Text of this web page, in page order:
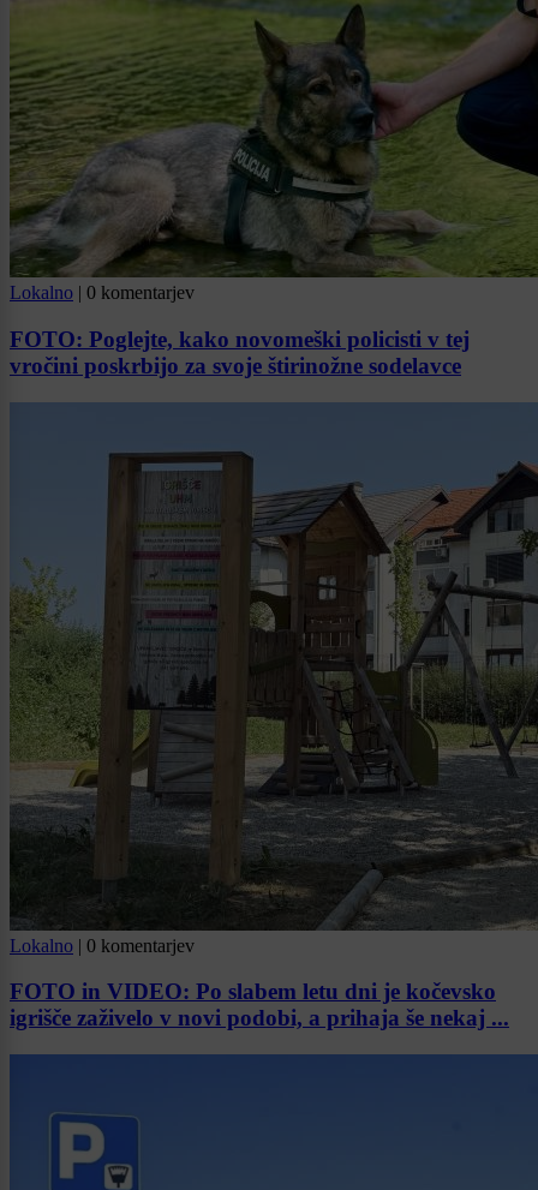
Lokalno | 0 komentarjev
FOTO: Poglejte, kako novomeški policisti v tej
vročini poskrbijo za svoje štirinožne sodelavce
Lokalno | 0 komentarjev
FOTO in VIDEO: Po slabem letu dni je kočevsko
igrišče zaživelo v novi podobi, a prihaja še nekaj ...